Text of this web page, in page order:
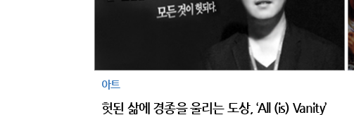
아트
헛된 삶에 경종을 울리는 도상, ‘All (is) Vanity’